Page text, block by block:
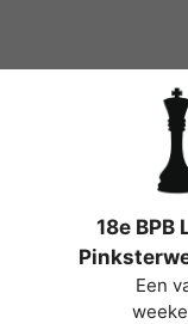
de
18e
Een